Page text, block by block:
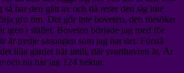
har den gått av och då reser den sig inte
gro om. Det gör inte boveten, den försöker
igen i stället. Boveten började jag med för
är tredje säsongen som jag har det. Förstå
lilla gärdet här intill, där svarthavren är. År
och nu har jag 124 hektar.